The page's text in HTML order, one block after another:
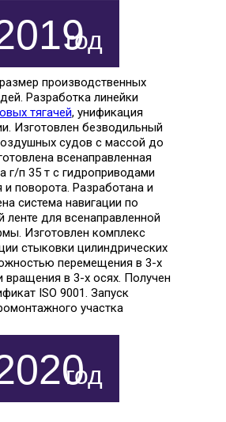
год
производственных
Разработка линейки
тягачей, унификация
Изготовлен безводильный
судов с массой до
всенаправленная
г/п 35 т с гидроприводами
поворота. Разработана и
система навигации по
ленте для всенаправленной
Изготовлен комплекс
стыковки цилиндрических
перемещения в 3-х
вращения в 3-х осях. Получен
ISO 9001. Запуск
участка
год